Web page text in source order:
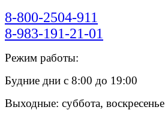
8-800-2504-911
8-983-191-21-01
Режим работы:
Будние дни с 8:00 до 19:00
Выходные: суббота, воскресенье